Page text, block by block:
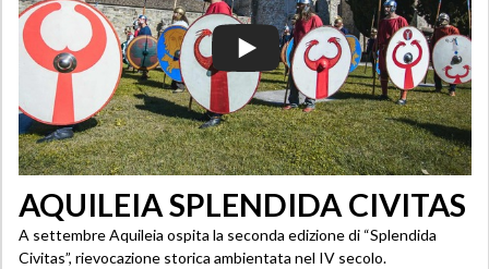
AQUILEIA SPLENDIDA CIVITAS
A settembre Aquileia ospita la seconda edizione di “Splendida
Civitas”, rievocazione storica ambientata nel IV secolo.